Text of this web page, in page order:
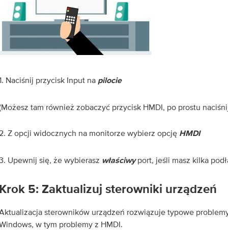
Naciśnij przycisk Input na pilocie
tam również zobaczyć przycisk HMDI, po prostu
Z opcji widocznych na monitorze wybierz opcję HMDI
Upewnij się, że wybierasz właściwyport, jeśli masz kilka
5: Zaktualizuj sterowniki urządzeń
sterowników urządzeń rozwiązuje typowe
w tym problemy z HMDI.